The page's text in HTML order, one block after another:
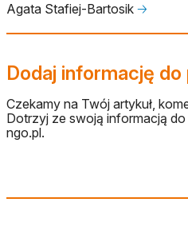
Agata Stafiej-Bartosik 🡢
Dodaj informację do
Czekamy na Twój artykuł,
Dotrzyj ze swoją informacją
ngo.pl.